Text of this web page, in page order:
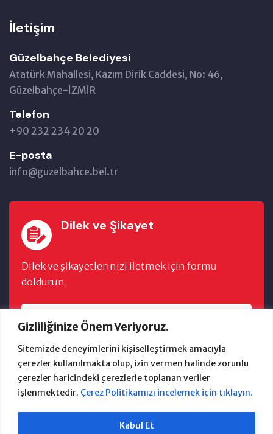
Gizliliğinize Önem Veriyoruz.
Sitemizde deneyimlerini kişiselleştirmek amacıyla
çerezler kullanılmakta olup, izin vermen halinde zorunlu
çerezler haricindeki çerezlerle toplanan veriler
işlenmektedir. Çerez Politikamızı incelemek için tıklayın.
Kabul Et
İletişim
Güzelbahçe Belediyesi
Atatürk Mahallesi, Kazım Dirik Caddesi, No: 46,
Güzelbahçe-İZMİR
Telefon
+90 232 234 20 20
E-posta
info@guzelbahce.bel.tr
Dilek ve Şikayet
Dilek ve şikayetlerinizi iletmek için formu
doldurun.
2024 Güzelbahçe Belediyesi Bilgi İşlem
E-Belediye